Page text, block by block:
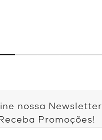
nossa Newsletter
Promoções!